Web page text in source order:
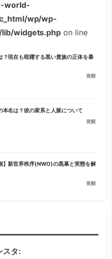
world-
wp/wp-
widgets.php on line
？現在も暗躍する黒い貴族の正体を暴
覚醒
本名は？彼の家系と人脈について
覚醒
】新世界秩序(NWO)の黒幕と実態を解
覚醒
スタ: